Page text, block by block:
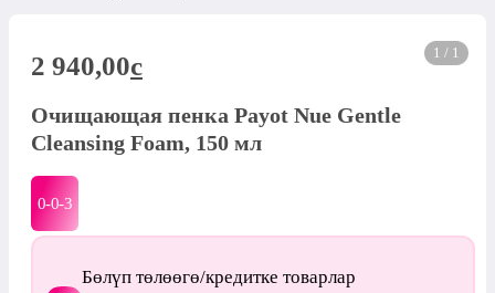
1 / 1
2 940,00c
Очищающая пенка Payot Nue Gentle
Cleansing Foam, 150 мл
0-0-3
Бөлүп төлөөгө/кредитке товарлар